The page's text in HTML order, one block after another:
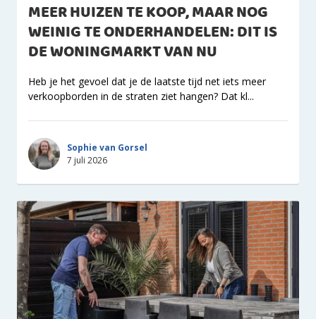
MEER HUIZEN TE KOOP, MAAR NOG
WEINIG TE ONDERHANDELEN: DIT IS
DE WONINGMARKT VAN NU
Heb je het gevoel dat je de laatste tijd net iets meer
verkoopborden in de straten ziet hangen? Dat kl...
Sophie van Gorsel
7 juli 2026